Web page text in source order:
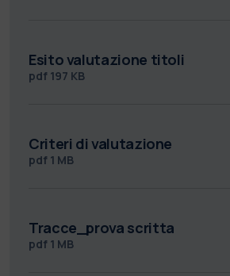
Esito valutazione titoli
pdf 197 KB
Criteri di valutazione
pdf 1 MB
Tracce_prova scritta
pdf 1 MB